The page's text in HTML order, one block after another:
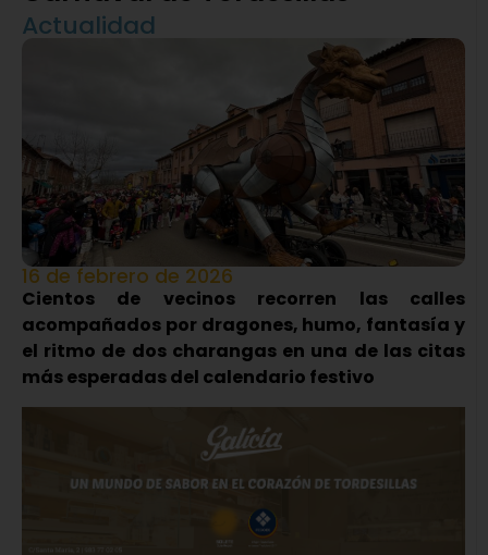
Actualidad
16 de febrero de 2026
Cientos de vecinos recorren las calles
acompañados por dragones, humo, fantasía y
el ritmo de dos charangas en una de las citas
más esperadas del calendario festivo